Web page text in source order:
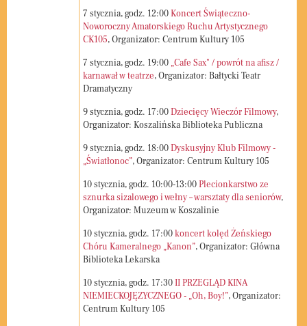
7 stycznia, godz. 12:00Koncert Świąteczno-
Noworoczny Amatorskiego Ruchu Artystycznego
CK105, Organizator: Centrum Kultury 105
7 stycznia, godz. 19:00 „Cafe Sax" / powrót na afisz /
karnawał w teatrze, Organizator: Bałtycki Teatr
Dramatyczny
9stycznia, godz. 17:00Dziecięcy Wieczór Filmowy,
Organizator: Koszalińska Biblioteka Publiczna
9stycznia, godz. 18:00Dyskusyjny Klub Filmowy -
„Światłonoc”, Organizator: Centrum Kultury 105
10stycznia, godz. 10:00-13:00Plecionkarstwo ze
sznurka sizalowego i wełny – warsztaty dla seniorów,
Organizator: Muzeum w Koszalinie
10stycznia, godz. 17:00koncert kolęd Żeńskiego
Chóru Kameralnego „Kanon”, Organizator: Główna
Biblioteka Lekarska
10stycznia, godz. 17:30II PRZEGLĄD KINA
NIEMIECKOJĘZYCZNEGO - „Oh, Boy!”, Organizator:
Centrum Kultury 105